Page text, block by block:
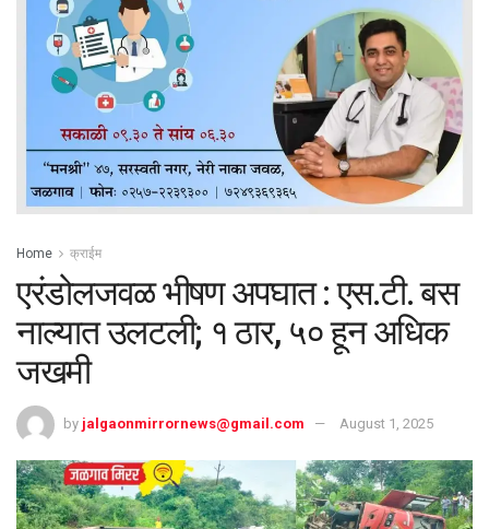
Home क्राईम
एरंडोलजवळ भीषण अपघात : एस.टी. बस
नाल्यात उलटली; १ ठार, ५० हून अधिक
जखमी
by jalgaonmirrornews@gmail.com August 1, 2025